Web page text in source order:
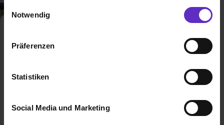
Benutzung der Webseite getroffenen Einstellungen zu
Webseite zu analysieren („Statistiken“), um
Informationen zu deiner Verwendung unserer Website an
Analysen weiterzugeben und um Inhalte und Anzeigen zu
Einwilligungsauswahl
Notwendig
Präferenzen
Statistiken
Social Media und Marketing
Duales Studium
hier freie Ausbildungsplätze und
Allgemeine Infos zum Ausbildungsberuf